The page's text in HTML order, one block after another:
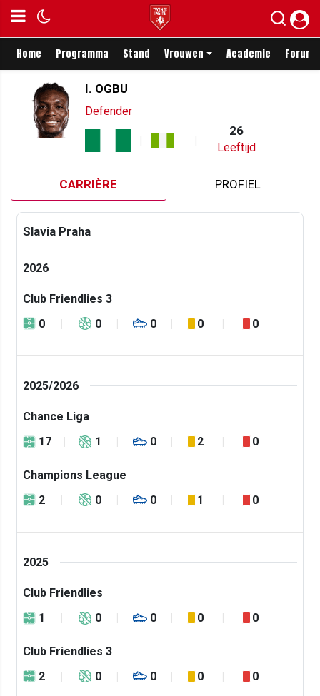
Home Programma Stand Vrouwen Academie Forum
I. OGBU
Defender
26
Leeftijd
CARRIÈRE PROFIEL
Slavia Praha
2026
Club Friendlies 3
0
0 0 0 0
2025/2026
Chance Liga
17
1 0 2 0
Champions League
2
0 0 1 0
2025
Club Friendlies
1
0 0 0 0
Club Friendlies 3
2
0 0 0 0